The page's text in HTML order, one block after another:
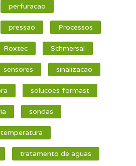
perfuracao
pressao Processos
Roxtec Schmersal
sensores sinalizacao
solucoes formast
sondas
temperatura
tratamento de aguas